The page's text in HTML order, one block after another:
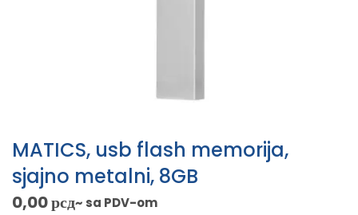
MATICS, usb flash memorija,
sjajno metalni, 8GB
0,00рсд~ sa PDV-om